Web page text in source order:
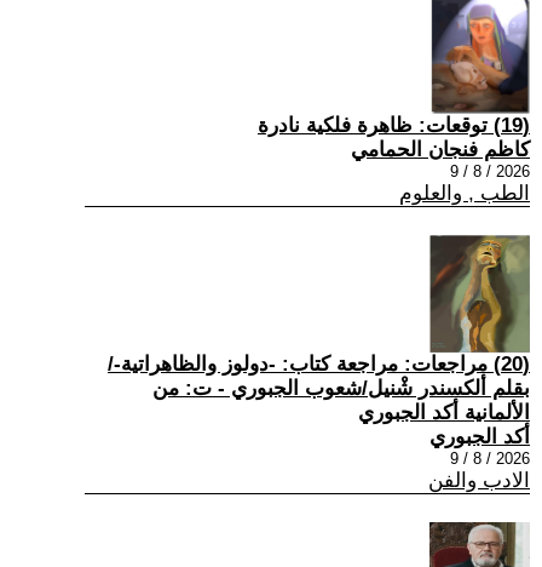
(19) توقعات: ظاهرة فلكية نادرة
كاظم فنجان الحمامي
2026 / 8 / 9
الطب , والعلوم
(20) مراجعات: مراجعة كتاب: -دولوز والظاهراتية-/
بقلم ألكسندر شْنيل/شعوب الجبوري - ت: من
الألمانية أكد الجبوري
أكد الجبوري
2026 / 8 / 9
الادب والفن